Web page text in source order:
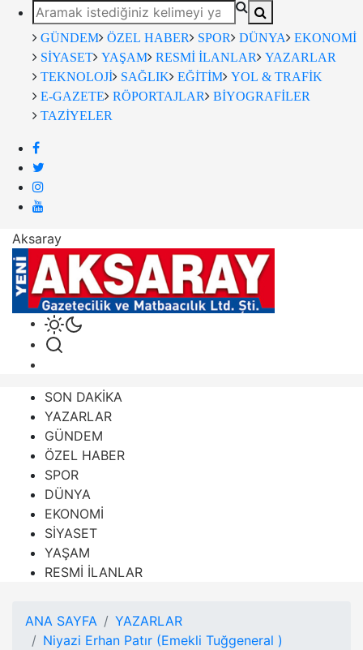
GÜNDEM ÖZEL HABER SPOR DÜNYA
EKONOMİ
SİYASET
YAŞAM RESMİ İLANLAR
YAZARLAR
TEKNOLOJİ
SAĞLIK EĞİTİM
YOL & TRAFİK
E-GAZETE
RÖPORTAJLAR
BİYOGRAFİLER
TAZİYELER
Aksaray
SON DAKİKA
YAZARLAR
GÜNDEM
ÖZEL HABER
SPOR
DÜNYA
EKONOMİ
SİYASET
YAŞAM
RESMİ İLANLAR
ANA SAYFA
YAZARLAR
Niyazi Erhan Patır (Emekli Tuğgeneral )